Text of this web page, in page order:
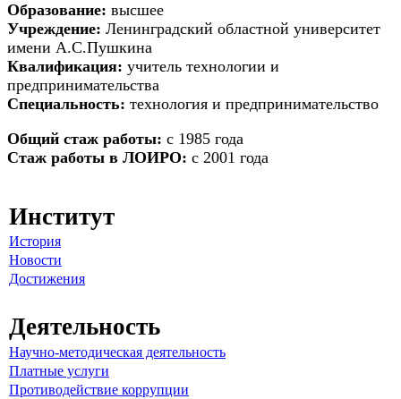
Образование: высшее
Учреждение: Ленинградский областной университет
имени А.С.Пушкина
Квалификация: учитель технологии и
предпринимательства
Cпециальность: технология и предпринимательство
Общий стаж работы: с 1985 года
Стаж работы в ЛОИРО: с 2001 года
Институт
История
Новости
Достижения
Деятельность
Научно-методическая деятельность
Платные услуги
Противодействие коррупции